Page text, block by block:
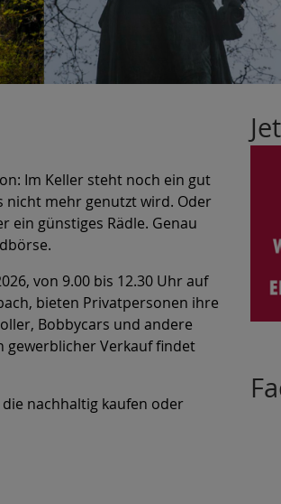
Im Keller steht noch ein gut
nicht mehr genutzt wird. Oder
ein günstiges Rädle. Genau
von 9.00 bis 12.30 Uhr auf
bieten Privatpersonen ihre
Bobbycars und andere
gewerblicher Verkauf findet
nachhaltig kaufen oder